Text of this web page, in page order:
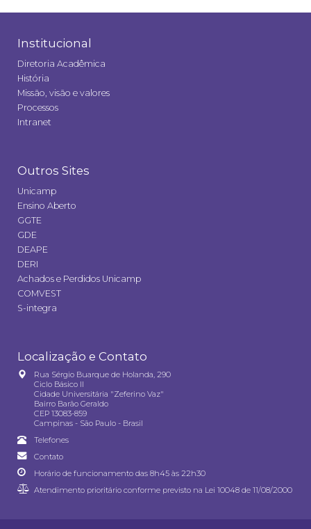
Institucional
Diretoria Acadêmica
História
Missão, visão e valores
Processos
Intranet
Outros Sites
Unicamp
Ensino Aberto
GGTE
GDE
DEAPE
DERI
Achados e Perdidos Unicamp
COMVEST
S-integra
Localização e Contato
Rua Sérgio Buarque de Holanda, 290
Ciclo Básico II
Cidade Universitária "Zeferino Vaz"
Bairro Barão Geraldo
CEP 13083-859
Campinas - São Paulo - Brasil
Telefones
Contato
Horário de funcionamento das 8h45 às 22h30
Atendimento prioritário conforme previsto na Lei 10048 de 11/08/2000